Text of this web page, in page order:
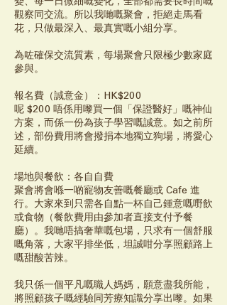
變、每一日微細嘅變化，全部都需要長時間嘅
觀察同交流。所以我哋嘅聚會，拒絕走馬看
花，只做最深入、最真實嘅小組分享。
為咗確保交流質素，每場聚會只限極少數家庭
參與。
報名費（誠意金）：HK$200
呢 $200 唔係用嚟買一個「保證醫好」嘅神仙
方案，而係一份為孩子學習嘅誠意。如之前所
述，部份費用將會撥捐本地獨立狗場，將愛心
延續。
場地與餐飲：各自自費
聚會將會喺一啲寵物友善嘅餐廳或 Cafe 進
行。大家來到只需各自點一杯自己鍾意嘅嘢飲
或食物（餐飲費用由參加者直接支付予餐
廳）。我哋唔搞奢華嘅包場，只求有一個舒服
嘅角落，大家平排坐低，坦誠咁分享照顧路上
嘅甜酸苦辣。
我只係一個平凡嘅職人媽媽，願意盡我所能，
將照顧孩子嘅經驗同芳療知識分享出嚟。如果